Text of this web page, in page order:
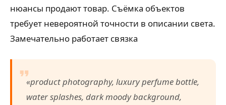
нюансы продают товар. Съёмка объектов
требует невероятной точности в описании света.
Замечательно работает связка
«product photography, luxury perfume bottle,
water splashes, dark moody background,